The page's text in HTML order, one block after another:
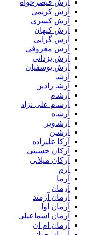
آرش قیصرخواه
آرش کریمی
آرش کسری
آرش کیهان
آرش گرایی
آرش معروفی
آرش یزدانی
آرش یوسفیان
آرشا
آرشا رادین
آرشام
آرشام علی نژاد
آرشاه
آرشاویر
آرشین
آرکا علیزاده
آرکان حسینی
آرکان میلانی
آرم
آرما
آرمان
آرمان آزمند
آرمان آوا
آرمان اسماعیلی
آرمان ام ان